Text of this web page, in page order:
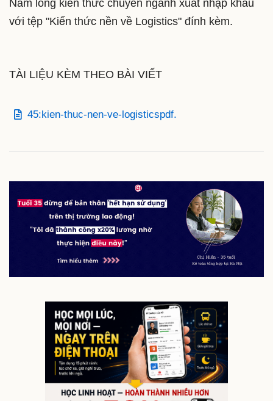
Nằm lòng kiến thức chuyên ngành xuất nhập khẩu
với tệp "Kiến thức nền về Logistics" đính kèm.
TÀI LIỆU KÈM THEO BÀI VIẾT
45:kien-thuc-nen-ve-logisticspdf.